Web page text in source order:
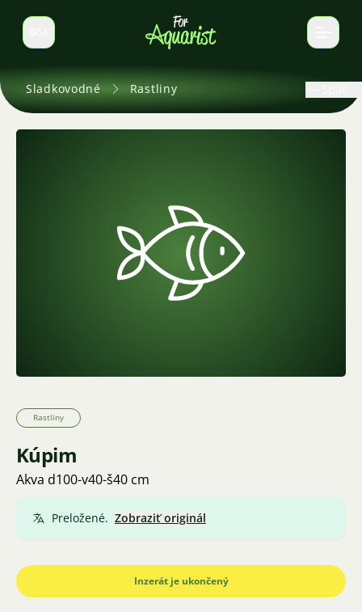
Prepnúť jazyk
Sladkovodné Rastliny
Rastliny
Kúpim
Akva d100-v40-š40 cm
Preložené. Zobraziť originál
Inzerát je ukončený